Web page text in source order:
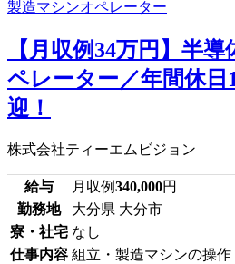
【月収例34万円】半
ペレーター／年間休日
迎！
株式会社ティーエムビジョン
給与 月収例340,000円
勤務地
大分県 大分市
寮・社宅 なし
仕事内容 組立・製造マシンの操作